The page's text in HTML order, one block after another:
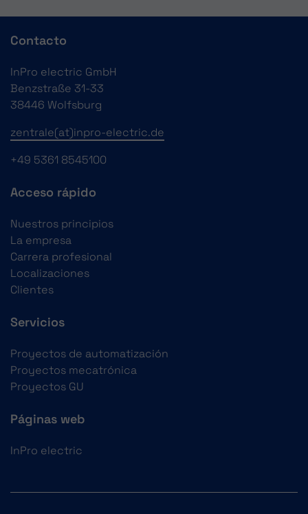
Contacto
InPro electric GmbH
Benzstraße 31-33
38446 Wolfsburg
zentrale(at)inpro-electric.de
+49 5361 8545100
Acceso rápido
Nuestros principios
La empresa
Carrera profesional
Localizaciones
Clientes
Servicios
Proyectos de automatización
Proyectos mecatrónica
Proyectos GU
Páginas web
InPro electric